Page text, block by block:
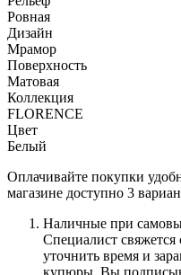
Ровная
Дизайн
Мрамор
Поверхность
Матовая
Коллекция
FLORENCE
Цвет
Белый
Оплачивайте покупки
магазине доступно 3
Наличные при
Специалист
уточнить время и
купюры. Вы